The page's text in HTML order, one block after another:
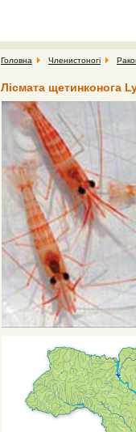
Головна Членистоногі
Лісмата щетинконога